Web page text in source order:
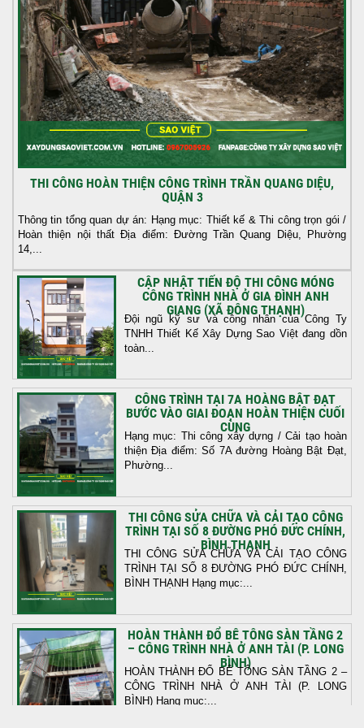
THI CÔNG HOÀN THIỆN CÔNG TRÌNH TRẦN QUANG DIỆU,
QUẬN 3
Thông tin tổng quan dự án: Hạng mục: Thiết kế & Thi công trọn gói /
Hoàn thiện nội thất Địa điểm: Đường Trần Quang Diệu, Phường
14,...
CẬP NHẬT TIẾN ĐỘ THI CÔNG MÓNG
CÔNG TRÌNH NHÀ Ở GIA ĐÌNH ANH
GIANG (XÃ ĐÔNG THẠNH)
Đội ngũ kỹ sư và công nhân của Công Ty
TNHH Thiết Kế Xây Dựng Sao Việt đang dồn
toàn...
CÔNG TRÌNH TẠI 7A HOÀNG BẬT ĐẠT
BƯỚC VÀO GIAI ĐOẠN HOÀN THIỆN CUỐI
CÙNG
Hạng mục: Thi công xây dựng / Cải tạo hoàn
thiện Địa điểm: Số 7A đường Hoàng Bật Đạt,
Phường...
THI CÔNG SỬA CHỮA VÀ CẢI TẠO CÔNG
TRÌNH TẠI SỐ 8 ĐƯỜNG PHÓ ĐỨC CHÍNH,
BÌNH THẠNH
THI CÔNG SỬA CHỮA VÀ CẢI TẠO CÔNG
TRÌNH TẠI SỐ 8 ĐƯỜNG PHÓ ĐỨC CHÍNH,
BÌNH THẠNH Hạng mục:...
HOÀN THÀNH ĐỔ BÊ TÔNG SÀN TẦNG 2
– CÔNG TRÌNH NHÀ Ở ANH TÀI (P. LONG
BÌNH)
HOÀN THÀNH ĐỔ BÊ TÔNG SÀN TẦNG 2 –
CÔNG TRÌNH NHÀ Ở ANH TÀI (P. LONG
BÌNH) Hạng mục:...